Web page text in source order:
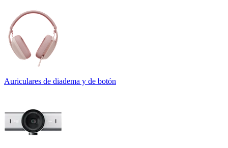
Auriculares de diadema y de botón